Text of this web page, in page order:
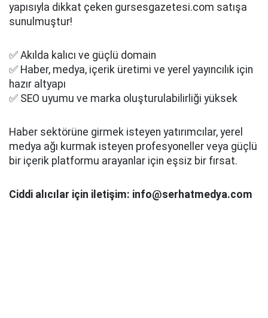
yapısıyla dikkat çeken gursesgazetesi.com satışa
sunulmuştur!
✅ Akılda kalıcı ve güçlü domain
✅ Haber, medya, içerik üretimi ve yerel yayıncılık için
hazır altyapı
✅ SEO uyumu ve marka oluşturulabilirliği yüksek
Haber sektörüne girmek isteyen yatırımcılar, yerel
medya ağı kurmak isteyen profesyoneller veya güçlü
bir içerik platformu arayanlar için eşsiz bir fırsat.
Ciddi alıcılar için iletişim: info@serhatmedya.com